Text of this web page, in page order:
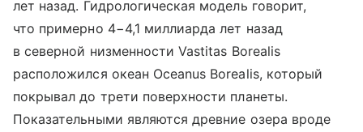
лет назад. Гидрологическая модель говорит,
что примерно 4−4,1 миллиарда лет назад
в северной низменности Vastitas Borealis
расположился океан Oceanus Borealis, который
покрывал до трети поверхности планеты.
Показательными являются древние озера вроде